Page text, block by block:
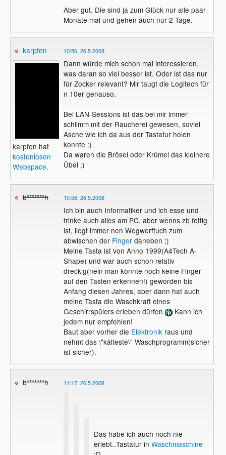
Aber gut. Die sind ja zum Glück nur alle paar
Monate mal und gehen auch nur 2 Tage.
karpfen
karpfen hat
kostenlosen
Webspace.
10:56, 26.5.2008
Dann würde mich schon mal interessieren,
was daran so viel besser ist. Oder ist das nur
für Zocker relevant? Mir taugt die Logitech für
n 10er genauso.
Bei LAN-Sessions ist das bei mir immer
schlimm mit der Raucherei gewesen, soviel
Asche wie ich da aus der Tastatur holen
konnte :)
Da waren die Brösel oder Krümel das kleinere
Übel ;)
b*******h 10:56, 26.5.2008
Ich bin auch Informatiker und ich esse und
trinke auch alles am PC, aber wenns zb fettig
ist, liegt immer nen Wegwerftuch zum
abwischen der Fingerdaneben ;)
Meine Tasta ist von Anno 1999(A4Tech A-
Shape) und war auch schon relativ
dreckig(nein man konnte noch keine Finger
auf den Tasten erkennen!) geworden bis
Anfang diesen Jahres, aber dann hat auch
meine Tasta die Waschkraft eines
Geschirrspülers erleben dürfen
Kann ich
jedem nur empfehlen!
Baut aber vorher die Elektronik raus und
nehmt das \"kälteste\" Waschprogramm(sicher
ist sicher).
b*******h 11:17, 26.5.2008
Das habe ich auch noch nie
erlebt..Tastatur in Waschmaschine